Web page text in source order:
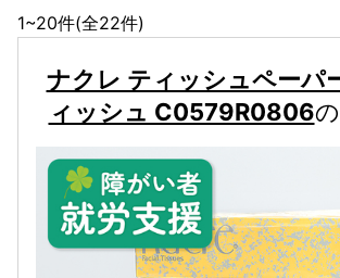
1~20件(全22件)
ナクレ ティッシュペーパ
ィッシュ C0579R0806